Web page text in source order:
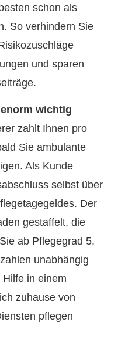
schon als
So verhindern Sie
und sparen
wichtig
zahlt Ihnen pro
Sie ambulante
Als Kunde
selbst über
Der
gestaffelt, die
ab Pflegegrad 5.
unabhängig
in einem
zuhause von
pflegen